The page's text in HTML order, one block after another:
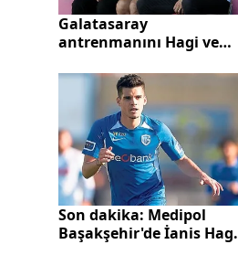
Galatasaray
antrenmanını Hagi ve
Son dakika: Medipol
Başakşehir'de İanis Hagi